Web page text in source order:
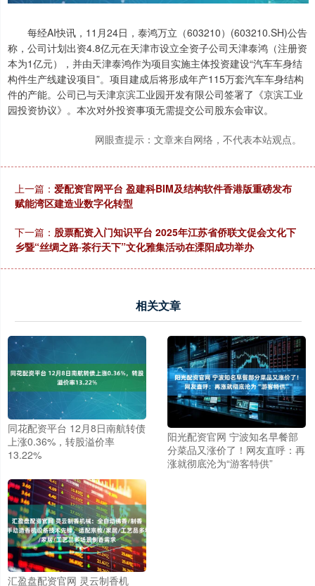
每经AI快讯，11月24日，泰鸿万立（603210）(603210.SH)公告
称，公司计划出资4.8亿元在天津市设立全资子公司天津泰鸿（注册资
本为1亿元），并由天津泰鸿作为项目实施主体投资建设“汽车车身结
构件生产线建设项目”。项目建成后将形成年产115万套汽车车身结构
件的产能。公司已与天津京滨工业园开发有限公司签署了《京滨工业
园投资协议》。本次对外投资事项无需提交公司股东会审议。
网眼查提示：文章来自网络，不代表本站观点。
上一篇： 爱配资官网平台 盈建科BIM及结构软件香港版重磅发布
赋能湾区建造业数字化转型
下一篇： 股票配资入门知识平台 2025年江苏省侨联文促会文化下
乡暨“丝绸之路·茶行天下”文化雅集活动在溧阳成功举办
相关文章
同花配资平台 12月8日南航转债
上涨0.36%，转股溢价率
13.22%
阳光配资官网 宁波知名早餐部
分菜品又涨价了！网友直呼：再
涨就彻底沦为“游客特供”
汇盈盘配资官网 灵云制香机